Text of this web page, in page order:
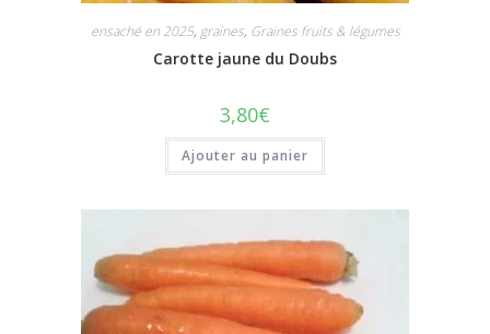
ensaché en 2025, graines, Graines fruits & légumes
Carotte jaune du Doubs
3,80€
Ajouter au panier